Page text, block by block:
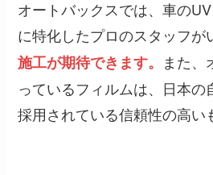
オートバックスでは、車の
に特化したプロのスタッフが
施工が期待できます。 また、
っているフィルムは、日本の
採用されている信頼性の高い